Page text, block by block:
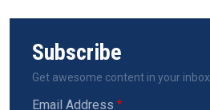
Subscribe
Get awesome content in your inbox.
Email Address